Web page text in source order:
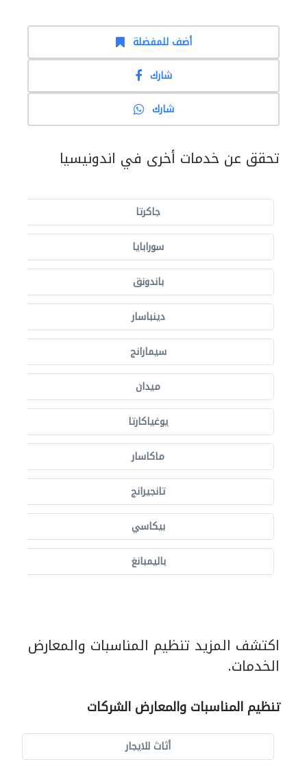
أضف للمفضلة
شارك
شارك
تحقق عن خدمات أخرى في اندونيسيا
جاكرتا
سورابايا
باندونق
دينباسار
سيمارانج
ميدان
يوغياكارتا
ماكاسار
تانجيرانج
بيكاسي
باليمبانغ
اكتشف المزيد تنظيم المناسبات والمعارض
الخدمات.
تنظيم المناسبات والمعارض الشركات
أثاث للايجار